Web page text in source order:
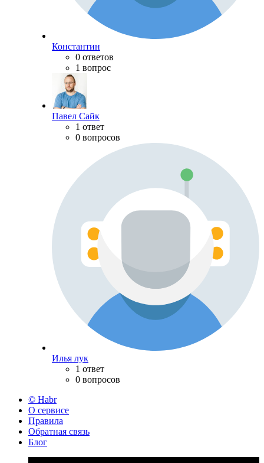
Константин
0 ответов
1 вопрос
Павел Сайк
1 ответ
0 вопросов
Илья лук
1 ответ
0 вопросов
© Habr
О сервисе
Правила
Обратная связь
Блог